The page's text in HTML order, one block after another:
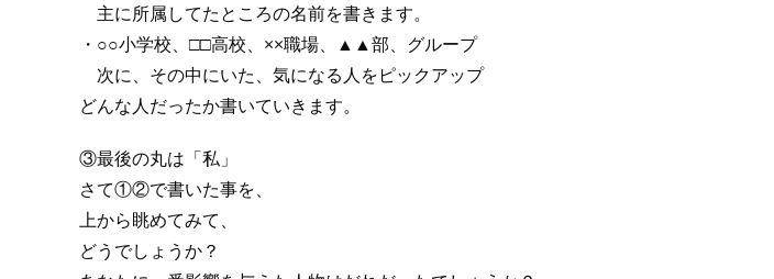
主に所属してたところの名前を書きます。
・○○小学校、□□高校、××職場、▲▲部、グループ
次に、その中にいた、気になる人をピックアップ
どんな人だったか書いていきます。
③最後の丸は「私」
さて①②で書いた事を、
上から眺めてみて、
どうでしょうか？